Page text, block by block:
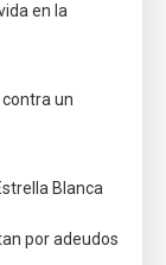
en la
un
Blanca
por adeudos